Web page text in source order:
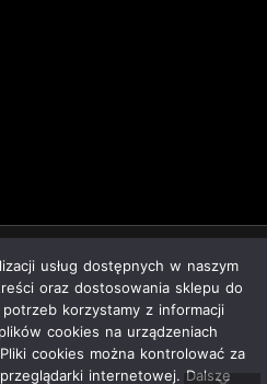
POLSKI
usług dostępnych w naszym
oraz dostosowania sklepu do
korzystamy z informacji
cookies na urządzeniach
cookies można kontrolować za
internetowej. Dalsze